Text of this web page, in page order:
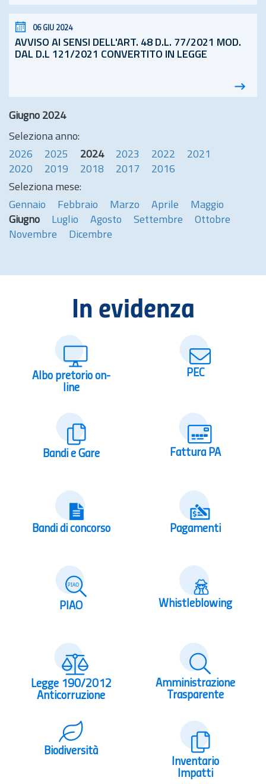
06 GIU 2024
AVVISO AI SENSI DELL'ART. 48 D.L. 77/2021 MOD.
DAL D.L 121/2021 CONVERTITO IN LEGGE
Giugno 2024
Seleziona anno:
2026
2025 2024 2023 2022
2021
2020
2019 2018 2017
2016
Seleziona mese:
Gennaio
Febbraio Marzo Aprile
Maggio
Giugno
Luglio Agosto Settembre
Ottobre
Novembre
Dicembre
In evidenza
Albo pretorio on-
line
PEC
Bandi e Gare Fattura PA
Bandi di concorso Pagamenti
PIAO Whistleblowing
Legge 190/2012
Anticorruzione
Amministrazione
Trasparente
Biodiversità
Inventario
Impatti